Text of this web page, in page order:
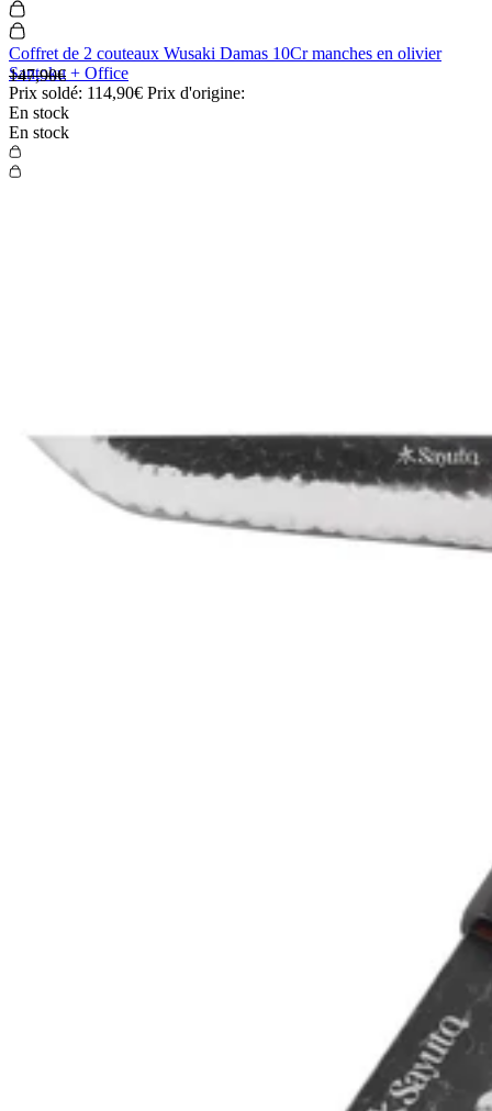
Coffret de 2 couteaux Wusaki Damas 10Cr manches en olivier
Santoku + Office
Prix soldé: 114,90€ Prix d'origine:
147,90€
En stock
En stock